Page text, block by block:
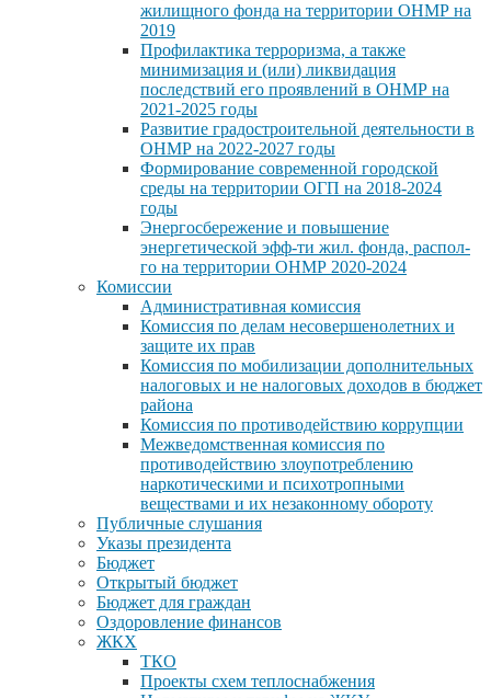
жилищного фонда на территории ОНМР на
2019
Профилактика терроризма, а также
минимизация и (или) ликвидация
последствий его проявлений в ОНМР на
2021-2025 годы
Развитие градостроительной деятельности в
ОНМР на 2022-2027 годы
Формирование современной городской
среды на территории ОГП на 2018-2024
годы
Энергосбережение и повышение
энергетической эфф-ти жил. фонда, распол-
го на территории ОНМР 2020-2024
Комиссии
Административная комиссия
Комиссия по делам несовершенолетних и
защите их прав
Комиссия по мобилизации дополнительных
налоговых и не налоговых доходов в бюджет
района
Комиссия по противодействию коррупции
Межведомственная комиссия по
противодействию злоупотреблению
наркотическими и психотропными
веществами и их незаконному обороту
Публичные слушания
Указы президента
Бюджет
Открытый бюджет
Бюджет для граждан
Оздоровление финансов
ЖКХ
ТКО
Проекты схем теплоснабжения